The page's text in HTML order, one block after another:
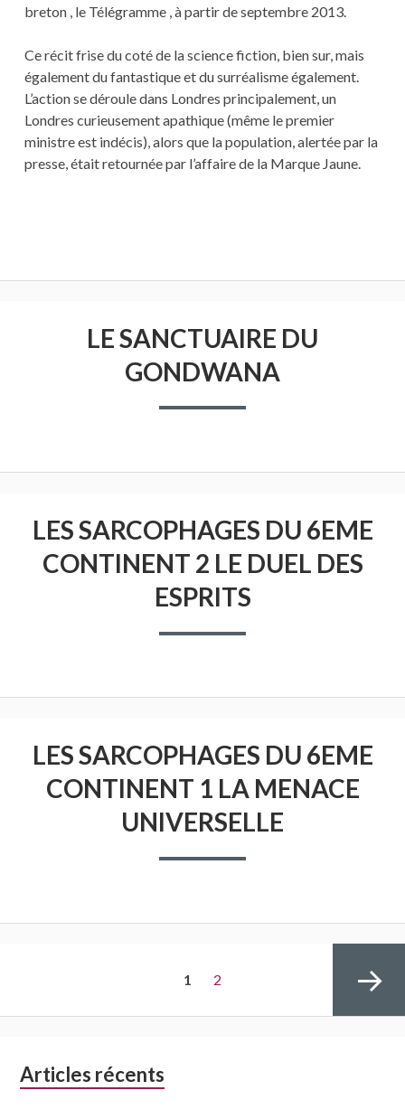
breton , le Télégramme , à partir de septembre 2013.
Ce récit frise du coté de la science fiction, bien sur, mais
également du fantastique et du surréalisme également.
L’action se déroule dans Londres principalement, un
Londres curieusement apathique (même le premier
ministre est indécis), alors que la population, alertée par la
presse, était retournée par l’affaire de la Marque Jaune.
LE SANCTUAIRE DU
GONDWANA
LES SARCOPHAGES DU 6EME
CONTINENT 2 LE DUEL DES
ESPRITS
LES SARCOPHAGES DU 6EME
CONTINENT 1 LA MENACE
UNIVERSELLE
articles
PAGE
1 Page
2
Colonne
Articles récents